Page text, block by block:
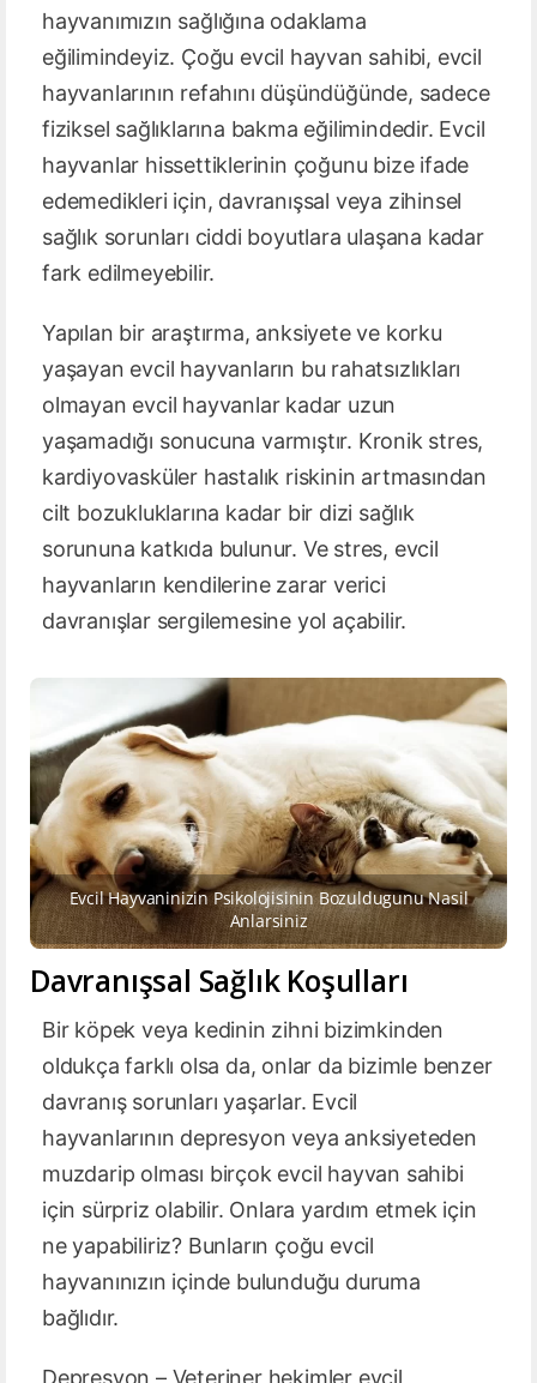
hayvanımızın sağlığına odaklama
eğilimindeyiz. Çoğu evcil hayvan sahibi, evcil
hayvanlarının refahını düşündüğünde, sadece
fiziksel sağlıklarına bakma eğilimindedir. Evcil
hayvanlar hissettiklerinin çoğunu bize ifade
edemedikleri için, davranışsal veya zihinsel
sağlık sorunları ciddi boyutlara ulaşana kadar
fark edilmeyebilir.
Yapılan bir araştırma, anksiyete ve korku
yaşayan evcil hayvanların bu rahatsızlıkları
olmayan evcil hayvanlar kadar uzun
yaşamadığı sonucuna varmıştır. Kronik stres,
kardiyovasküler hastalık riskinin artmasından
cilt bozukluklarına kadar bir dizi sağlık
sorununa katkıda bulunur. Ve stres, evcil
hayvanların kendilerine zarar verici
davranışlar sergilemesine yol açabilir.
Evcil Hayvaninizin Psikolojisinin Bozuldugunu Nasil
Anlarsiniz
Davranışsal Sağlık Koşulları
Bir köpek veya kedinin zihni bizimkinden
oldukça farklı olsa da, onlar da bizimle benzer
davranış sorunları yaşarlar. Evcil
hayvanlarının depresyon veya anksiyeteden
muzdarip olması birçok evcil hayvan sahibi
için sürpriz olabilir. Onlara yardım etmek için
ne yapabiliriz? Bunların çoğu evcil
hayvanınızın içinde bulunduğu duruma
bağlıdır.